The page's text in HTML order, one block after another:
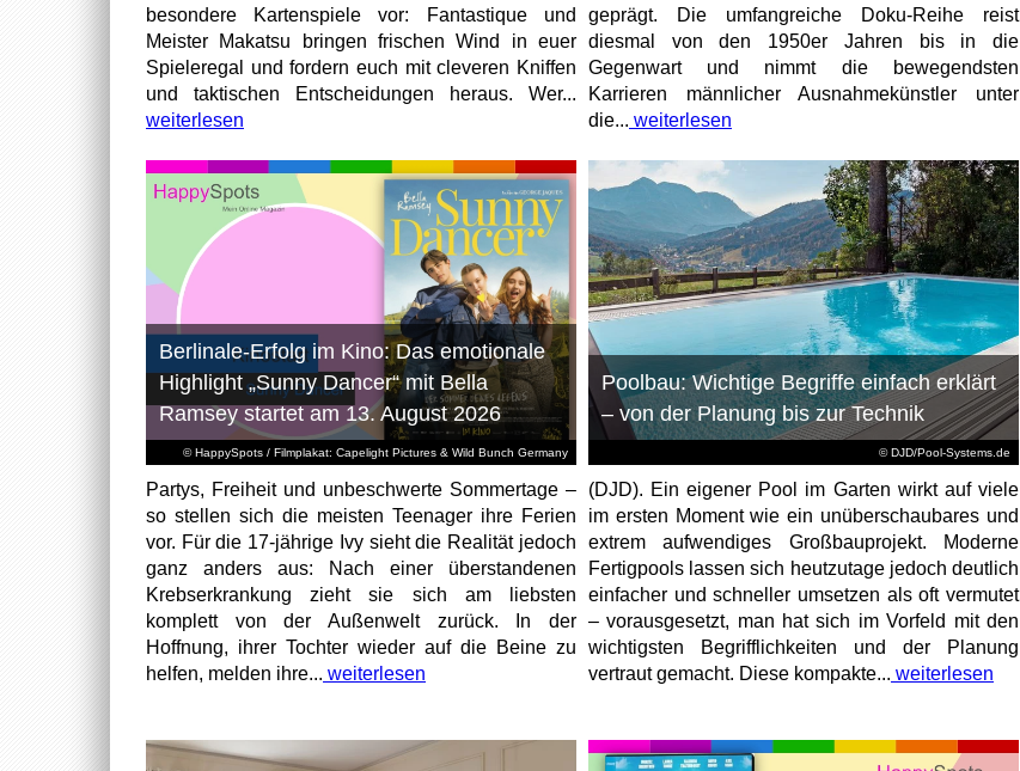
besondere Kartenspiele vor: Fantastique und
Meister Makatsu bringen frischen Wind in euer
Spieleregal und fordern euch mit cleveren Kniffen
und taktischen Entscheidungen heraus. Wer...
weiterlesen
geprägt. Die umfangreiche Doku-Reihe reist
diesmal von den 1950er Jahren bis in die
Gegenwart und nimmt die bewegendsten
Karrieren männlicher Ausnahmekünstler unter
die... weiterlesen
© HappySpots / Filmplakat: Capelight Pictures & Wild Bunch Germany
Berlinale-Erfolg im Kino: Das emotionale
Highlight „Sunny Dancer“ mit Bella
Ramsey startet am 13. August 2026
Partys, Freiheit und unbeschwerte Sommertage –
so stellen sich die meisten Teenager ihre Ferien
vor. Für die 17-jährige Ivy sieht die Realität jedoch
ganz anders aus: Nach einer überstandenen
Krebserkrankung zieht sie sich am liebsten
komplett von der Außenwelt zurück. In der
Hoffnung, ihrer Tochter wieder auf die Beine zu
helfen, melden ihre... weiterlesen
© DJD/Pool-Systems.de
Poolbau: Wichtige Begriffe einfach erklärt
– von der Planung bis zur Technik
(DJD). Ein eigener Pool im Garten wirkt auf viele
im ersten Moment wie ein unüberschaubares und
extrem aufwendiges Großbauprojekt. Moderne
Fertigpools lassen sich heutzutage jedoch deutlich
einfacher und schneller umsetzen als oft vermutet
– vorausgesetzt, man hat sich im Vorfeld mit den
wichtigsten Begrifflichkeiten und der Planung
vertraut gemacht. Diese kompakte... weiterlesen